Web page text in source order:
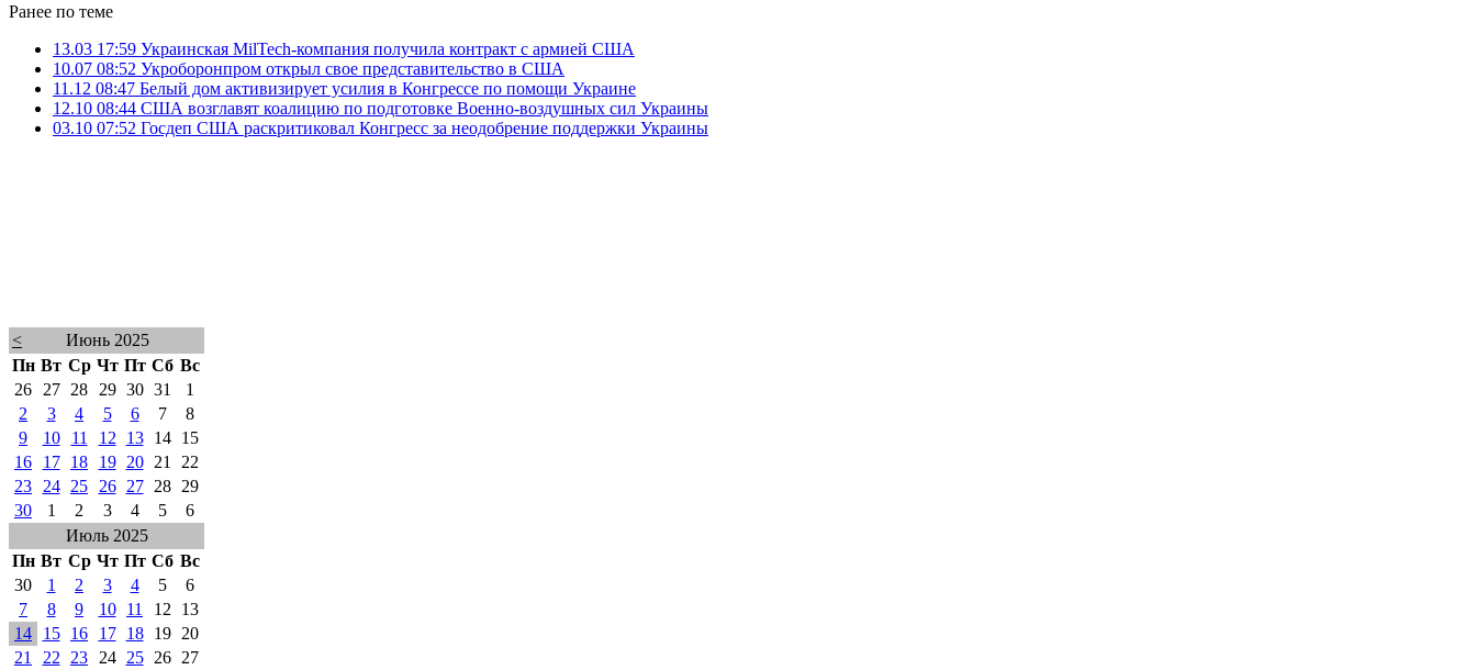
Ранее по теме
13.03 17:59 Украинская MilTech-компания получила контракт с армией США
10.07 08:52 Укроборонпром открыл свое представительство в США
11.12 08:47 Белый дом активизирует усилия в Конгрессе по помощи Украине
12.10 08:44 США возглавят коалицию по подготовке Военно-воздушных сил Украины
03.10 07:52 Госдеп США раскритиковал Конгресс за неодобрение поддержки Украины
<
Июнь 2025
Пн Вт Ср Чт Пт Сб Вс
26
27 28 29 30 31
1
2
3 4 5 6 7
8
9
10 11 12 13 14
15
16
17 18 19 20 21
22
23
24 25 26 27 28
29
30
1 2 3 4 5
6
Июль 2025
Пн Вт Ср Чт Пт Сб Вс
30
1 2 3 4 5
6
7
8 9 10 11 12
13
14
15 16 17 18 19
20
21
22 23 24 25 26
27